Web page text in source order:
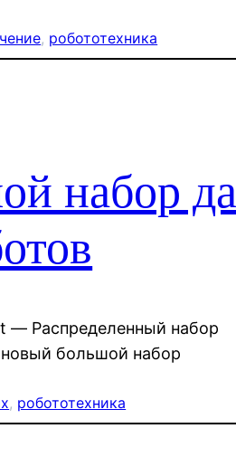
, робототехника
набор
— Распределенный набор
большой набор
, робототехника